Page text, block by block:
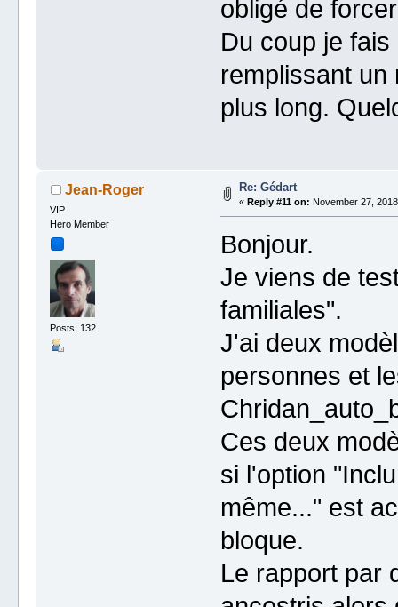
obligé de
Du coup je
remplissant un
plus long.
Jean-Roger
VIP
Hero Member
Posts: 132
Re: Gédart
«Reply #11 on: November 27,
Bonjour.
Je viens de
familiales".
J'ai deux
personnes et
Ces deux
si l'option
même..." est
bloque.
Le rapport par